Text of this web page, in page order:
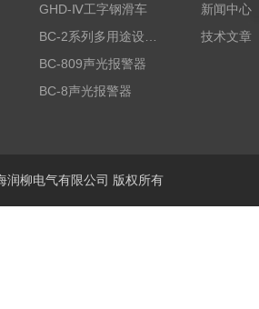
GHD-Ⅳ工字钢滑车
BC-809声光报警器
BC-8声光报警器
新闻中心
技术文章
柳电气有限公司 版权所有